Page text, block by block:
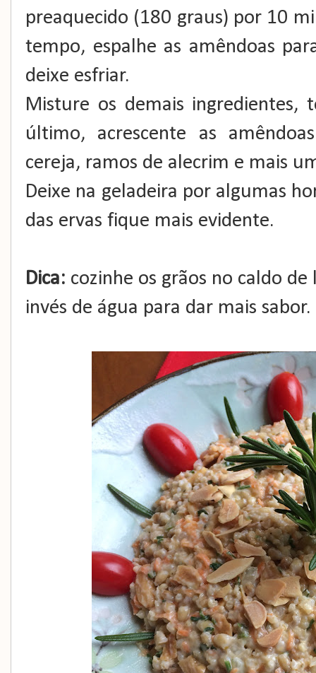
preaquecido (180 graus) por 10
tempo, espalhe as amêndoas
deixe esfriar.
Misture os demais
último, acrescente as
cereja, ramos de alecrim e mais
Deixe na geladeira por algumas
das ervas fique mais evidente.
Dica: cozinhe os grãos no caldo
invés de água para dar mais sabor.